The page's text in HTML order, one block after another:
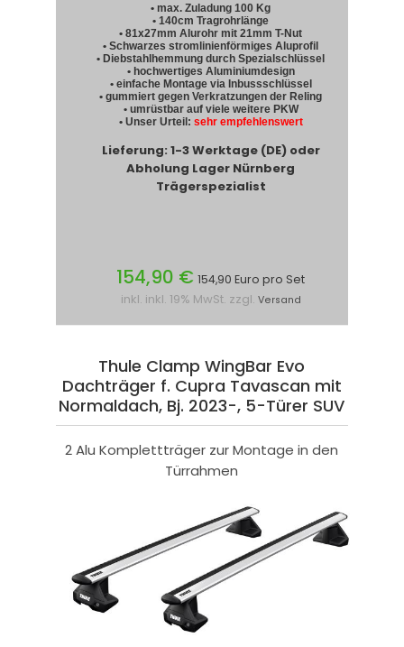
• max. Zuladung 100 Kg
• 140cm Tragrohrlänge
• 81x27mm Alurohr mit 21mm T-Nut
• Schwarzes stromlinienförmiges Aluprofil
• Diebstahlhemmung durch Spezialschlüssel
• hochwertiges Aluminiumdesign
• einfache Montage via Inbussschlüssel
• gummiert gegen Verkratzungen der Reling
• umrüstbar auf viele weitere PKW
• Unser Urteil: sehr empfehlenswert
Lieferung: 1-3 Werktage (DE) oder
Abholung Lager Nürnberg
Trägerspezialist
154,90 € 154,90 Euro pro Set
inkl. inkl. 19% MwSt. zzgl. Versand
Thule Clamp WingBar Evo
Dachträger f. Cupra Tavascan mit
Normaldach, Bj. 2023-, 5-Türer SUV
2 Alu Komplettträger zur Montage in den
Türrahmen